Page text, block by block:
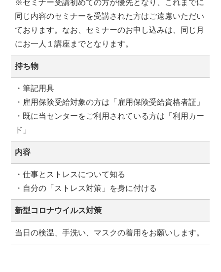
※セミナー受講初めての方が優先となり、これまでに
同じ内容のセミナーを受講された方はご遠慮いただい
ております。なお、セミナーのお申し込みは、同じ月
にお一人１講座までとなります。
持ち物
・筆記用具
・雇用保険受給対象の方は「雇用保険受給資格者証」
・既に当センターをご利用されている方は「利用カー
ド」
内容
・仕事とストレスについて知る
・自分の「ストレス対策」を身に付ける
新型コロナウイルス対策
当日の検温、手洗い、マスクの着用をお願いします。